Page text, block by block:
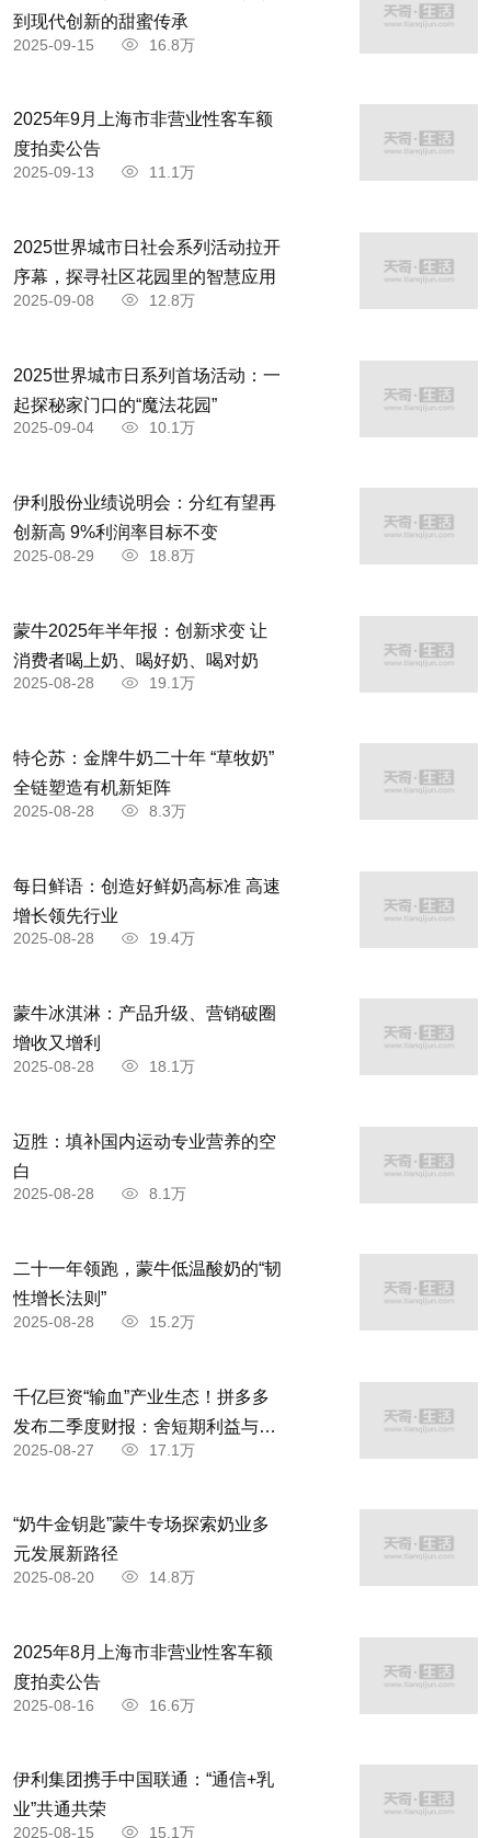
到现代创新的甜蜜传承
2025-09-15 16.8万
2025年9月上海市非营业性客车额
度拍卖公告
2025-09-13 11.1万
2025世界城市日社会系列活动拉开
序幕，探寻社区花园里的智慧应用
2025-09-08 12.8万
2025世界城市日系列首场活动：一
起探秘家门口的“魔法花园”
2025-09-04 10.1万
伊利股份业绩说明会：分红有望再
创新高 9%利润率目标不变
2025-08-29 18.8万
蒙牛2025年半年报：创新求变 让
消费者喝上奶、喝好奶、喝对奶
2025-08-28 19.1万
特仑苏：金牌牛奶二十年 “草牧奶”
全链塑造有机新矩阵
2025-08-28 8.3万
每日鲜语：创造好鲜奶高标准 高速
增长领先行业
2025-08-28 19.4万
蒙牛冰淇淋：产品升级、营销破圈
增收又增利
2025-08-28 18.1万
迈胜：填补国内运动专业营养的空
白
2025-08-28 8.1万
二十一年领跑，蒙牛低温酸奶的“韧
性增长法则”
2025-08-28 15.2万
千亿巨资“输血”产业生态！拼多多
发布二季度财报：舍短期利益与商
家共赴高质量发展
2025-08-27 17.1万
“奶牛金钥匙”蒙牛专场探索奶业多
元发展新路径
2025-08-20 14.8万
2025年8月上海市非营业性客车额
度拍卖公告
2025-08-16 16.6万
伊利集团携手中国联通：“通信+乳
业”共通共荣
2025-08-15 15.1万